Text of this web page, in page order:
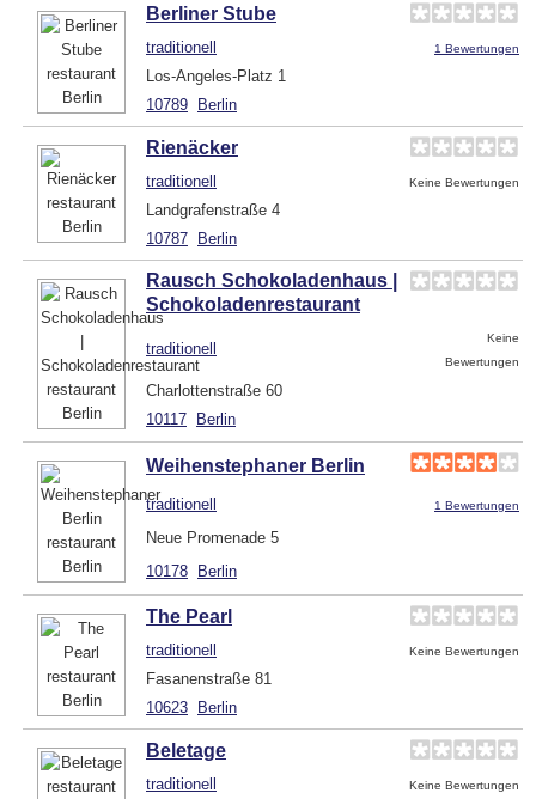
Berliner Stube
traditionell 1 Bewertungen
Los-Angeles-Platz 1
10789 Berlin
Rienäcker
traditionell Keine Bewertungen
Landgrafenstraße 4
10787 Berlin
Rausch Schokoladenhaus |
Schokoladenrestaurant
traditionell
Keine
Bewertungen
Charlottenstraße 60
10117 Berlin
Weihenstephaner Berlin
traditionell 1 Bewertungen
Neue Promenade 5
10178 Berlin
The Pearl
traditionell Keine Bewertungen
Fasanenstraße 81
10623 Berlin
Beletage
traditionell Keine Bewertungen